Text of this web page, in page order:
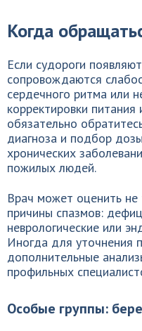
Когда
Если судороги
сопровождаются
сердечного ритма или
корректировки
обязательно
диагноза и подбор
хронических
пожилых людей.
Врач может оценить не
причины спазмов:
неврологические или
Иногда для уточнения
дополнительные
профильных
Особые группы: